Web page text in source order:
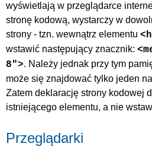
wyświetlają w przeglądarce
stronę kodową, wystarczy w
strony - tzn. wewnątrz elementu
wstawić następujący znacznik:
8">. Należy jednak przy tym
może się znajdować tylko jeden
Zatem deklarację strony kodowej
istniejącego elementu, a nie
Przeglądarki